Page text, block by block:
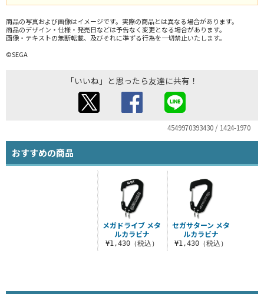
商品の写真および画像はイメージです。実際の商品とは異なる場合があります。
商品のデザイン・仕様・発売日などは予告なく変更となる場合があります。
画像・テキストの無断転載、及びそれに準ずる行為を一切禁止いたします。
©SEGA
「いいね」と思ったら友達に共有！
4549970393430 / 1424-1970
おすすめの商品
メガドライブ メタ
ルカラビナ
¥1,430（税込）
セガサターン メタ
ルカラビナ
¥1,430（税込）